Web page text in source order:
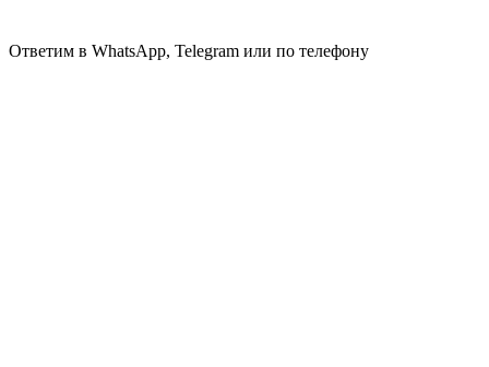
Ответим в WhatsApp, Telegram или по телефону